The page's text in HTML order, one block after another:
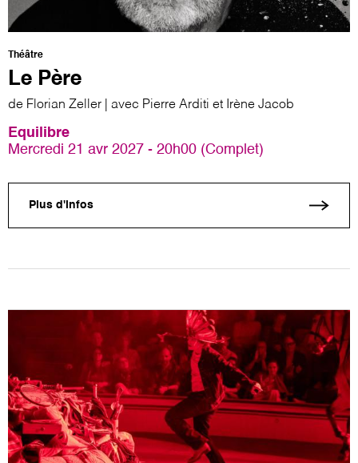
Théâtre
Le Père
de Florian Zeller | avec Pierre Arditi et Irène Jacob
Equilibre
Mercredi 21 avr 2027 - 20h00 (Complet)
Plus d'infos